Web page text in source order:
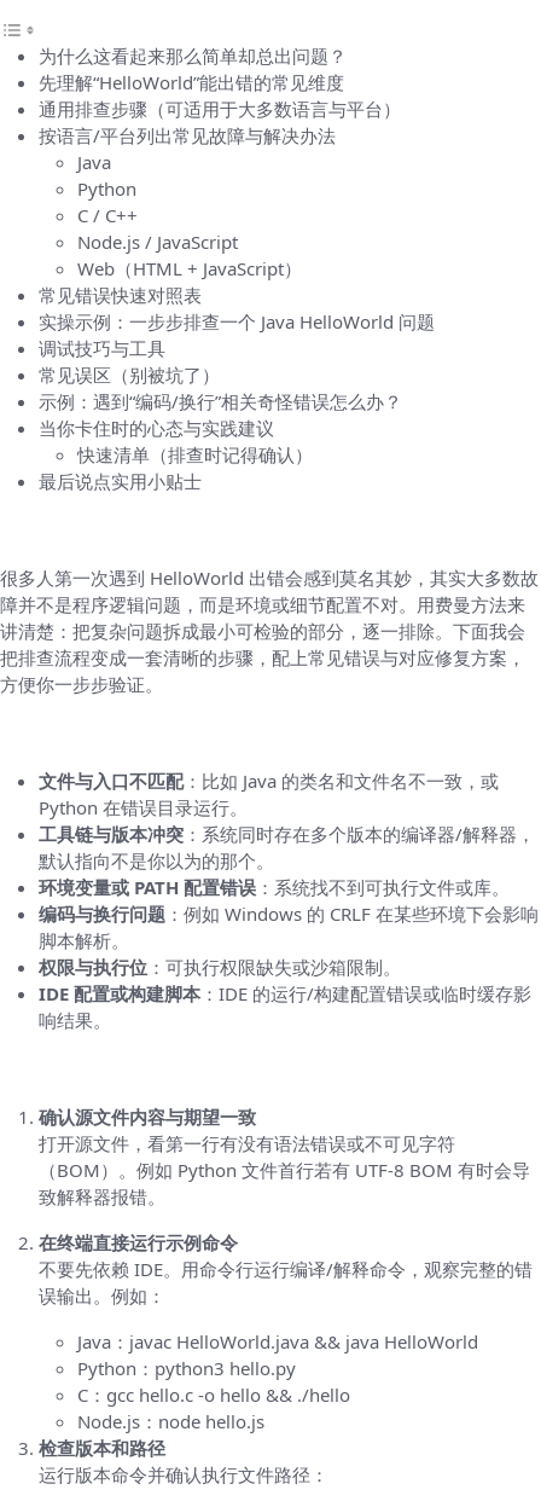
为什么这看起来那么简单却总出问题？
先理解“HelloWorld”能出错的常见维度
通用排查步骤（可适用于大多数语言与平台）
按语言/平台列出常见故障与解决办法
Java
Python
C / C++
Node.js / JavaScript
Web（HTML + JavaScript）
常见错误快速对照表
实操示例：一步步排查一个 Java HelloWorld 问题
调试技巧与工具
常见误区（别被坑了）
示例：遇到“编码/换行”相关奇怪错误怎么办？
当你卡住时的心态与实践建议
快速清单（排查时记得确认）
最后说点实用小贴士
很多人第一次遇到 HelloWorld 出错会感到莫名其妙，其实大多数故
障并不是程序逻辑问题，而是环境或细节配置不对。用费曼方法来
讲清楚：把复杂问题拆成最小可检验的部分，逐一排除。下面我会
把排查流程变成一套清晰的步骤，配上常见错误与对应修复方案，
方便你一步步验证。
文件与入口不匹配：比如 Java 的类名和文件名不一致，或
Python 在错误目录运行。
工具链与版本冲突 ：系统同时存在多个版本的编译器/解释器，
默认指向不是你以为的那个。
环境变量或 PATH 配置错误 ：系统找不到可执行文件或库。
编码与换行问题 ：例如 Windows 的 CRLF 在某些环境下会影响
脚本解析。
权限与执行位 ：可执行权限缺失或沙箱限制。
IDE 配置或构建脚本 ：IDE 的运行/构建配置错误或临时缓存影
响结果。
确认源文件内容与期望一致
打开源文件，看第一行有没有语法错误或不可见字符
（BOM）。例如 Python 文件首行若有 UTF-8 BOM 有时会导
致解释器报错。
在终端直接运行示例命令
不要先依赖 IDE。用命令行运行编译/解释命令，观察完整的错
误输出。例如：
Java：javac HelloWorld.java && java HelloWorld
Python：python3 hello.py
C：gcc hello.c -o hello && ./hello
Node.js：node hello.js
检查版本和路径
运行版本命令并确认执行文件路径：